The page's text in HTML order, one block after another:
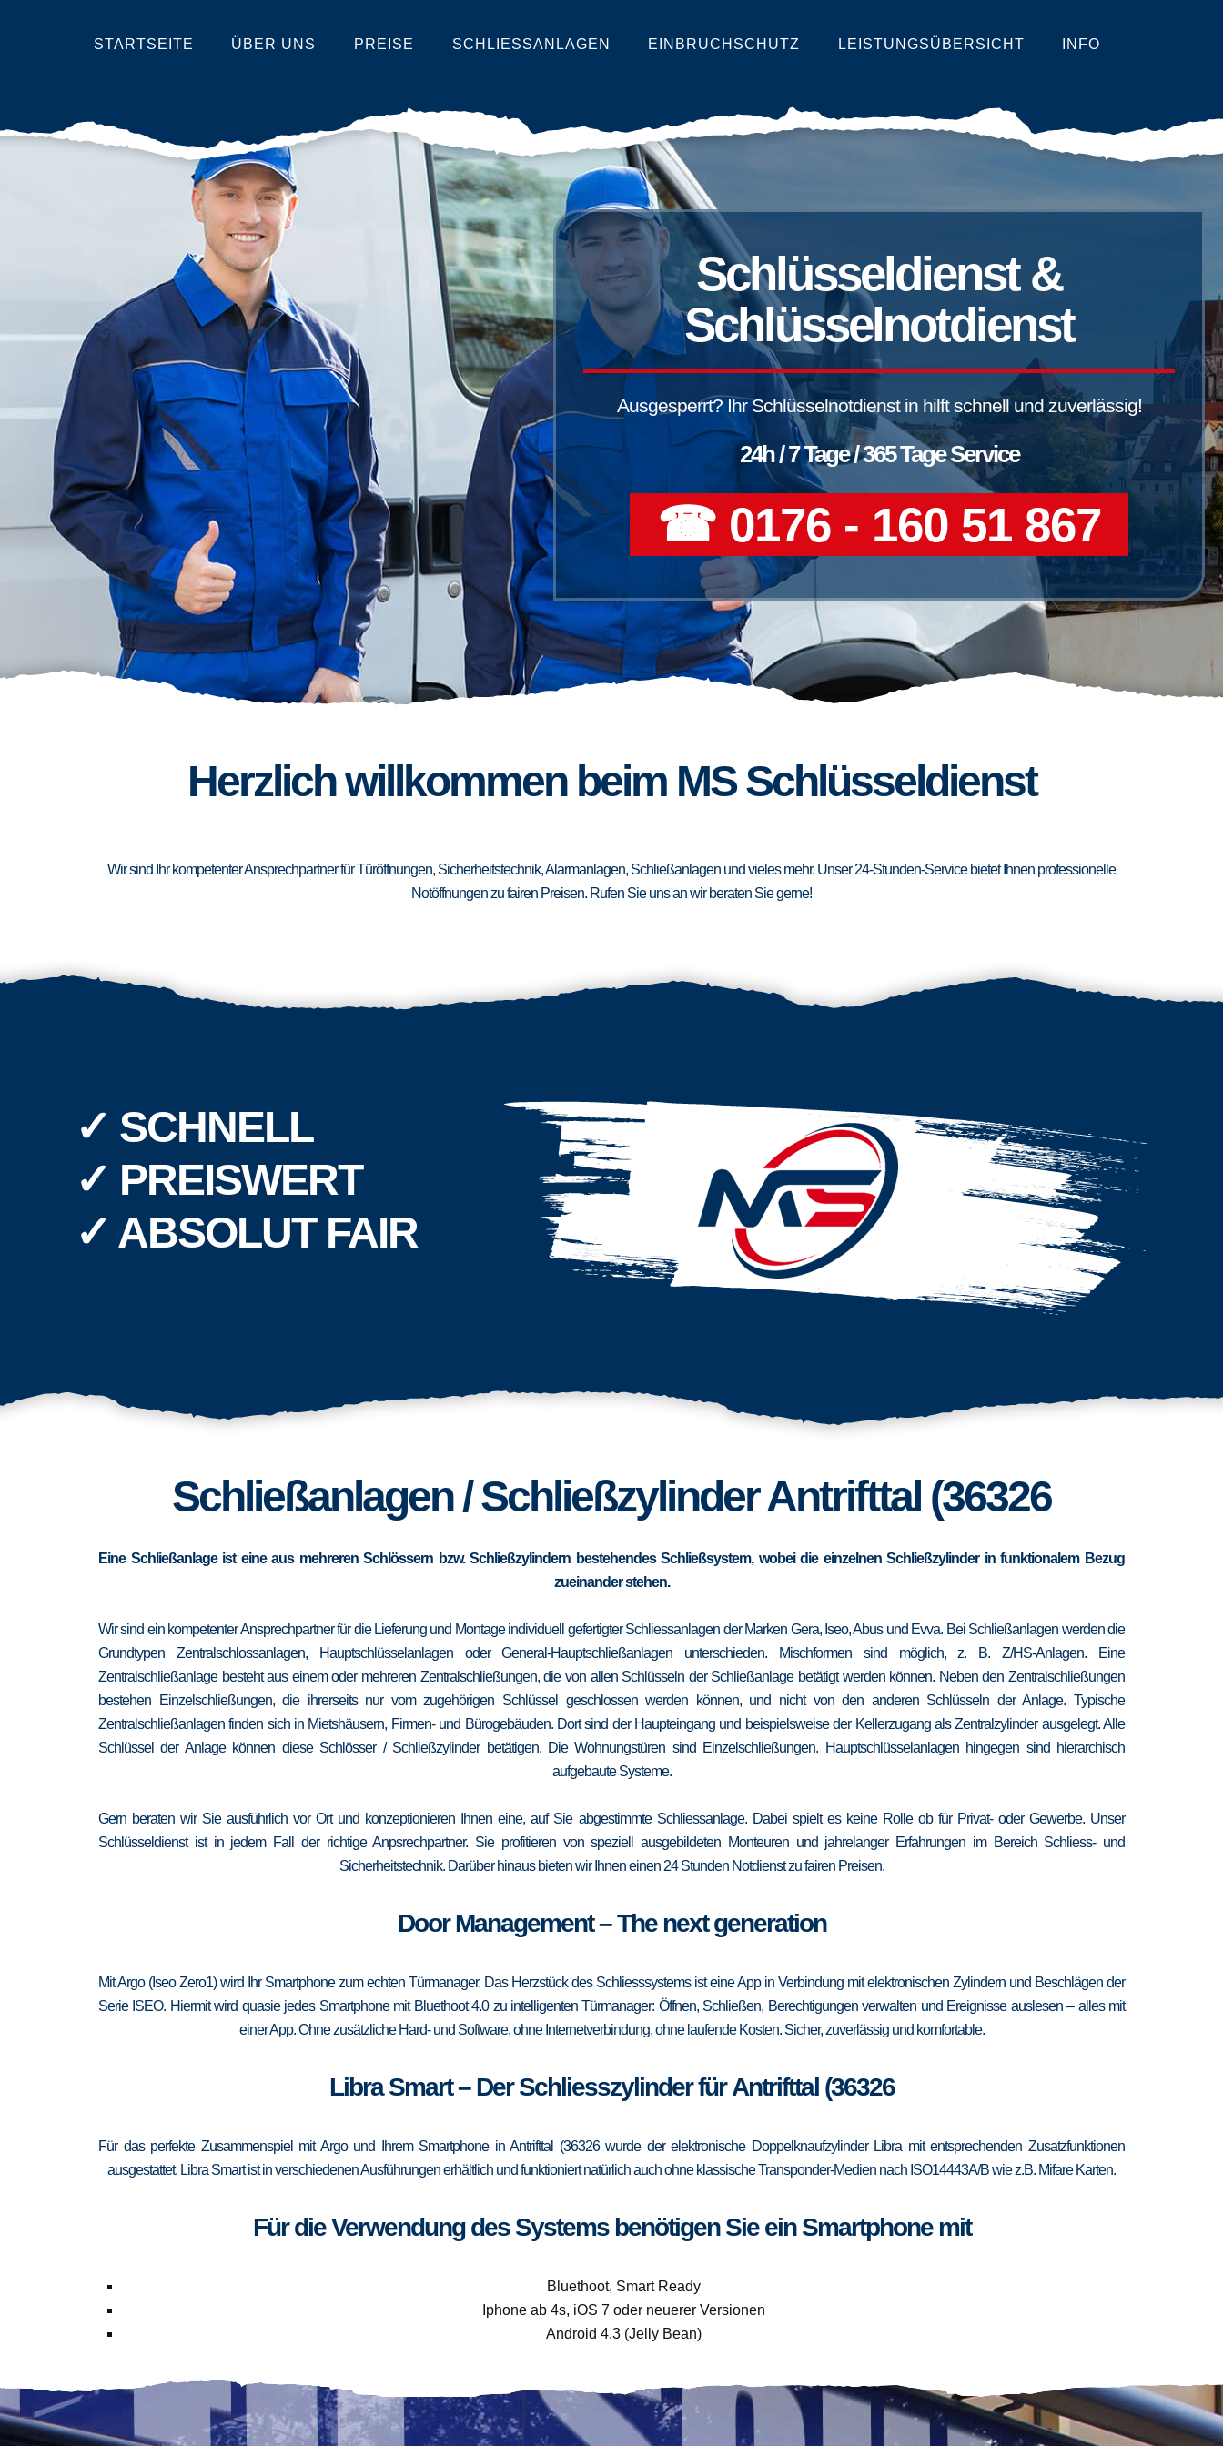
STARTSEITE ÜBER UNS PREISE SCHLIESSANLAGEN EINBRUCHSCHUTZ LEISTUNGSÜBERSICHT INFO
Schlüsseldienst &
Schlüsselnotdienst
Ausgesperrt? Ihr Schlüsselnotdienst in hilft schnell und zuverlässig!
24h / 7 Tage / 365 Tage Service
☎ 0176 - 160 51 867
Herzlich willkommen beim MS Schlüsseldienst
Wir sind Ihr kompetenter Ansprechpartner für Türöffnungen, Sicherheitstechnik, Alarmanlagen, Schließanlagen und vieles mehr. Unser 24-Stunden-Service bietet Ihnen professionelle
Notöffnungen zu fairen Preisen. Rufen Sie uns an wir beraten Sie gerne!
✓ SCHNELL
✓ PREISWERT
✓ ABSOLUT FAIR
Schließanlagen / Schließzylinder Antrifttal (36326
Eine Schließanlage ist eine aus mehreren Schlössern bzw. Schließzylindern bestehendes Schließsystem, wobei die einzelnen Schließzylinder in funktionalem Bezug
zueinander stehen.
Wir sind ein kompetenter Ansprechpartner für die Lieferung und Montage individuell gefertigter Schliessanlagen der Marken Gera, Iseo, Abus und Evva. Bei Schließanlagen werden die
Grundtypen Zentralschlossanlagen, Hauptschlüsselanlagen oder General-Hauptschließanlagen unterschieden. Mischformen sind möglich, z. B. Z/HS-Anlagen. Eine
Zentralschließanlage besteht aus einem oder mehreren Zentralschließungen, die von allen Schlüsseln der Schließanlage betätigt werden können. Neben den Zentralschließungen
bestehen Einzelschließungen, die ihrerseits nur vom zugehörigen Schlüssel geschlossen werden können, und nicht von den anderen Schlüsseln der Anlage. Typische
Zentralschließanlagen finden sich in Mietshäusern, Firmen- und Bürogebäuden. Dort sind der Haupteingang und beispielsweise der Kellerzugang als Zentralzylinder ausgelegt. Alle
Schlüssel der Anlage können diese Schlösser / Schließzylinder betätigen. Die Wohnungstüren sind Einzelschließungen. Hauptschlüsselanlagen hingegen sind hierarchisch
aufgebaute Systeme.
Gern beraten wir Sie ausführlich vor Ort und konzeptionieren Ihnen eine, auf Sie abgestimmte Schliessanlage. Dabei spielt es keine Rolle ob für Privat- oder Gewerbe. Unser
Schlüsseldienst ist in jedem Fall der richtige Anpsrechpartner. Sie profitieren von speziell ausgebildeten Monteuren und jahrelanger Erfahrungen im Bereich Schliess- und
Sicherheitstechnik. Darüber hinaus bieten wir Ihnen einen 24 Stunden Notdienst zu fairen Preisen.
Door Management – The next generation
Mit Argo (Iseo Zero1) wird Ihr Smartphone zum echten Türmanager. Das Herzstück des Schliesssystems ist eine App in Verbindung mit elektronischen Zylindern und Beschlägen der
Serie ISEO. Hiermit wird quasie jedes Smartphone mit Bluethoot 4.0 zu intelligenten Türmanager: Öffnen, Schließen, Berechtigungen verwalten und Ereignisse auslesen – alles mit
einer App. Ohne zusätzliche Hard- und Software, ohne Internetverbindung, ohne laufende Kosten. Sicher, zuverlässig und komfortable.
Libra Smart – Der Schliesszylinder für Antrifttal (36326
Für das perfekte Zusammenspiel mit Argo und Ihrem Smartphone in Antrifttal (36326 wurde der elektronische Doppelknaufzylinder Libra mit entsprechenden Zusatzfunktionen
ausgestattet. Libra Smart ist in verschiedenen Ausführungen erhältlich und funktioniert natürlich auch ohne klassische Transponder-Medien nach ISO14443A/B wie z.B. Mifare Karten.
Für die Verwendung des Systems benötigen Sie ein Smartphone mit
Bluethoot, Smart Ready
Iphone ab 4s, iOS 7 oder neuerer Versionen
Android 4.3 (Jelly Bean)